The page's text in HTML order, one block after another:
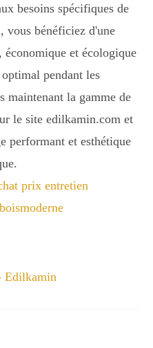
besoins spécifiques de
vous bénéficiez d'une
et écologique
pendant les
maintenant la gamme de
le site edilkamin.com et
performant et esthétique
Edilkamin